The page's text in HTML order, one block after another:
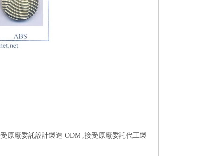
原廠委託設計製造 ODM ,接受原廠委託代工製